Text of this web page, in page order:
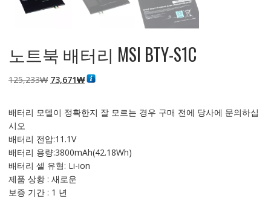
노트북 배터리 MSI BTY-S1C
125,233₩ 원
격:
73,671₩현
격:
배터리 모델이 정확한지 잘 모르는 경우 구매 전에 당사에 문의하십
시오
배터리 전압:11.1V
배터리 용량:3800mAh(42.18Wh)
배터리 셀 유형: Li-ion
제품 상황 : 새로운
보증 기간 : 1 년